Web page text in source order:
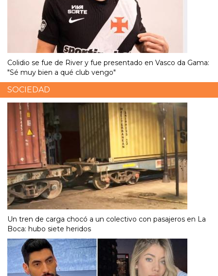
Colidio se fue de River y fue presentado en Vasco da Gama:
"Sé muy bien a qué club vengo"
SOCIEDAD
Un tren de carga chocó a un colectivo con pasajeros en La
Boca: hubo siete heridos